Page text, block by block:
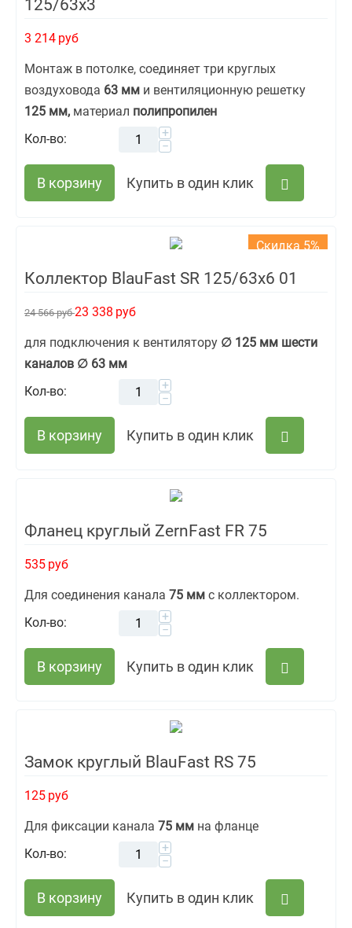
125/63x3
3 214 руб
Монтаж в потолке, соединяет три круглых
воздуховода 63 мм и вентиляционную решетку
125 мм, материал полипропилен
Кол-во:
+
−
В корзину Купить в один клик
Скидка 5%
Коллектор BlauFast SR 125/63x6 01
24 566 руб23 338 руб
для подключения к вентилятору ∅ 125 мм шести
каналов ∅ 63 мм
Кол-во:
+
−
В корзину Купить в один клик
Фланец круглый ZernFast FR 75
535 руб
Для соединения канала 75 мм с коллектором.
Кол-во:
+
−
В корзину Купить в один клик
Замок круглый BlauFast RS 75
125 руб
Для фиксации канала 75 мм на фланце
Кол-во:
+
−
В корзину Купить в один клик